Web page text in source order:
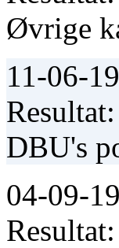
Øvrige
11-06-
DBU's
04-09-